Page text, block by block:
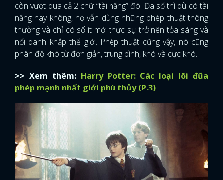
còn vượt qua cả 2 chữ “tài năng” đó. Đa số thì dù có tài
năng hay không, họ vẫn dùng những phép thuật thông
thường và chỉ có số ít mới thực sự trở nên tỏa sáng và
nổi danh khắp thế giới. Phép thuật cũng vậy, nó cũng
phân độ khó từ đơn giản, trung bình, khó và cực khó.
>> Xem thêm: Harry Potter: Các loại lõi đũa
phép mạnh nhất giới phù thủy (P.3)